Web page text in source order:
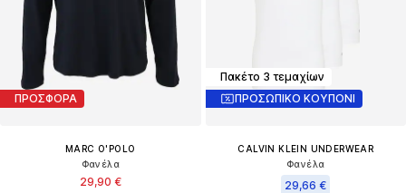
ΠΡΟΣΦΟΡΑ
MARC O'POLO
Φανέλα
29,90 €
Πακέτο 3 τεμαχίων
ΠΡΟΣΩΠΙΚΟ ΚΟΥΠΟΝΙ
CALVIN KLEIN UNDERWEAR
Φανέλα
29,66 €